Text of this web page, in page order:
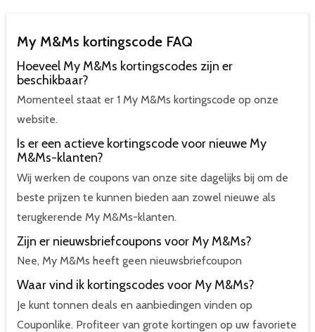
My M&Ms kortingscode FAQ
Hoeveel My M&Ms kortingscodes zijn er
beschikbaar?
Momenteel staat er 1 My M&Ms kortingscode op onze
website.
Is er een actieve kortingscode voor nieuwe My
M&Ms-klanten?
Wij werken de coupons van onze site dagelijks bij om de
beste prijzen te kunnen bieden aan zowel nieuwe als
terugkerende My M&Ms-klanten.
Zijn er nieuwsbriefcoupons voor My M&Ms?
Nee, My M&Ms heeft geen nieuwsbriefcoupon
Waar vind ik kortingscodes voor My M&Ms?
Je kunt tonnen deals en aanbiedingen vinden op
Couponlike. Profiteer van grote kortingen op uw favoriete